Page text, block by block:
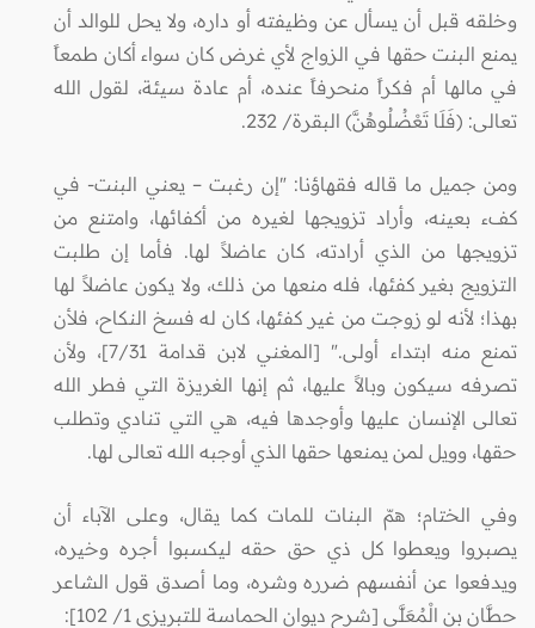
وخلقه قبل أن يسأل عن وظيفته أو داره، ولا يحل للوالد أن
يمنع البنت حقها في الزواج لأي غرض كان سواء أكان طمعاً
في مالها أم فكراً منحرفاً عنده، أم عادة سيئة، لقول الله
تعالى: (فَلَا تَعْضُلُوهُنَّ) البقرة/ 232.
ومن جميل ما قاله فقهاؤنا: "إن رغبت – يعني البنت- في
كفء بعينه، وأراد تزويجها لغيره من أكفائها، وامتنع من
تزويجها من الذي أرادته، كان عاضلاً لها. فأما إن طلبت
التزويج بغير كفئها، فله منعها من ذلك، ولا يكون عاضلاً لها
بهذا؛ لأنه لو زوجت من غير كفئها، كان له فسخ النكاح، فلأن
تمنع منه ابتداء أولى." [المغني لابن قدامة 7/31]، ولأن
تصرفه سيكون وبالاً عليها، ثم إنها الغريزة التي فطر الله
تعالى الإنسان عليها وأوجدها فيه، هي التي تنادي وتطلب
حقها، وويل لمن يمنعها حقها الذي أوجبه الله تعالى لها.
وفي الختام؛ همّ البنات للمات كما يقال، وعلى الآباء أن
يصبروا ويعطوا كل ذي حق حقه ليكسبوا أجره وخيره،
ويدفعوا عن أنفسهم ضرره وشره، وما أصدق قول الشاعر
حطَّان بن الْمُعَلَّى [شرح ديوان الحماسة للتبريزي 1/ 102]: